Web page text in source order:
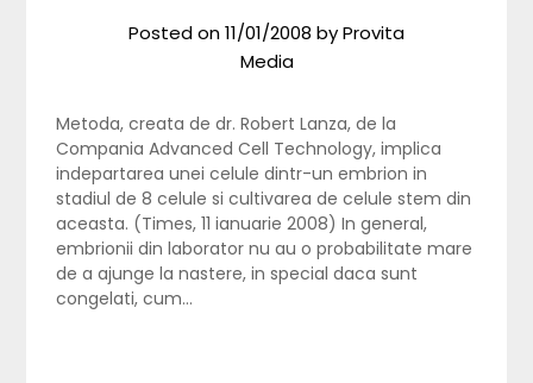
Posted on11/01/2008 byProvita
Media
Metoda, creata de dr. Robert Lanza, de la
Compania Advanced Cell Technology, implica
indepartarea unei celule dintr-un embrion in
stadiul de 8 celule si cultivarea de celule stem din
aceasta. (Times, 11 ianuarie 2008) In general,
embrionii din laborator nu au o probabilitate mare
de a ajunge la nastere, in special daca sunt
congelati, cum…